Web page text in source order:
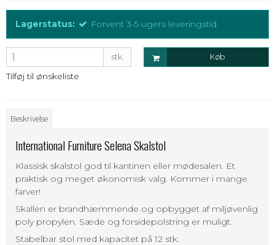
Lagerstatus: Forvent 3-5 ugers leveringstid
stk. Køb
Tilføj til ønskeliste
Beskrivelse
International Furniture Selena Skalstol
Klassisk skalstol god til kantinen eller mødesalen. Et
praktisk og meget økonomisk valg. Kommer i mange
farver!
Skallen er brandhæmmende og opbygget af miljøvenlig
poly propylen. Sæde og forsidepolstring er muligt.
Stabelbar stol med kapacitet på 12 stk.